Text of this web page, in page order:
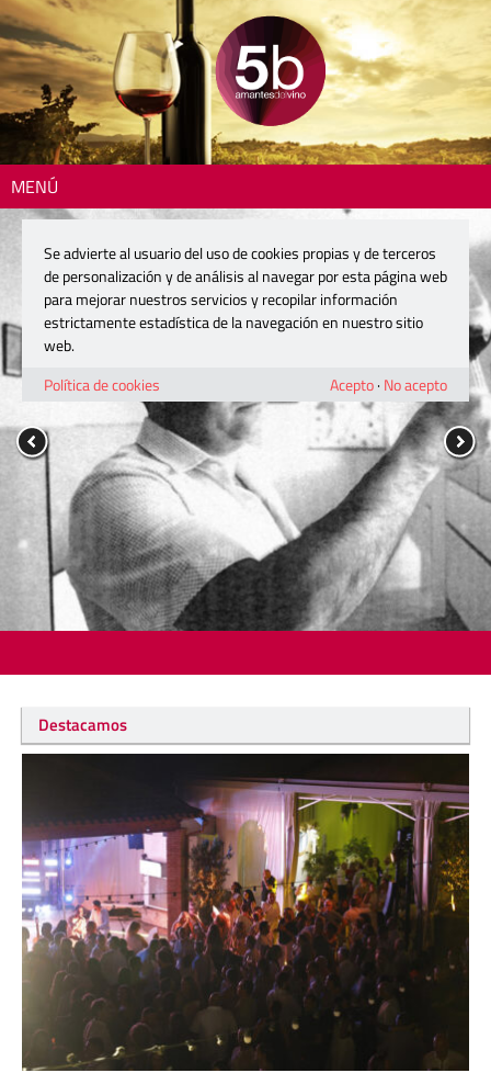
MENÚ
Destacamos
Se advierte al usuario del uso de cookies propias y de terceros
de personalización y de análisis al navegar por esta página web
para mejorar nuestros servicios y recopilar información
estrictamente estadística de la navegación en nuestro sitio
web.
Política de cookies
Acepto· No acepto